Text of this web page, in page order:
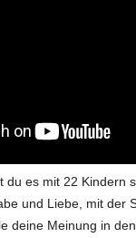
du es mit 22 Kindern
und Liebe, mit der
deine Meinung in